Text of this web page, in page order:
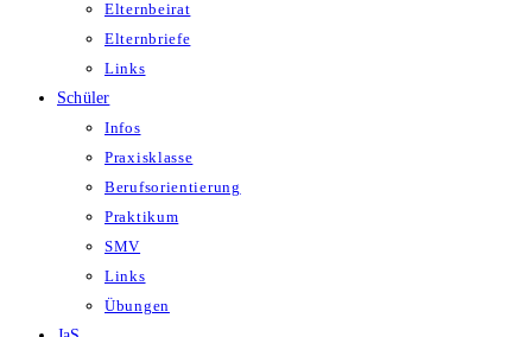
Elternbeirat
Elternbriefe
Links
Schüler
Infos
Praxisklasse
Berufsorientierung
Praktikum
SMV
Links
Übungen